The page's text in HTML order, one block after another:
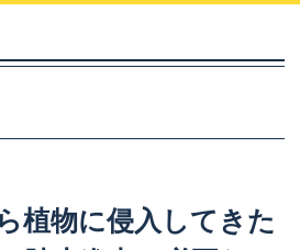
植物に侵入してきた